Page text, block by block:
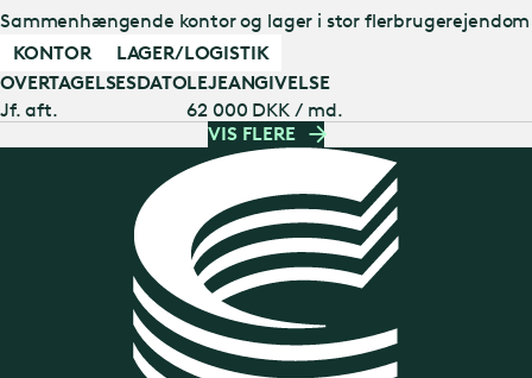
Sammenhængende kontor og lager i stor flerbrugerejendom
KONTOR
LAGER/LOGISTIK
OVERTAGELSESDATO
Jf. aft.
LEJEANGIVELSE
62 000 DKK / md.
VIS FLERE